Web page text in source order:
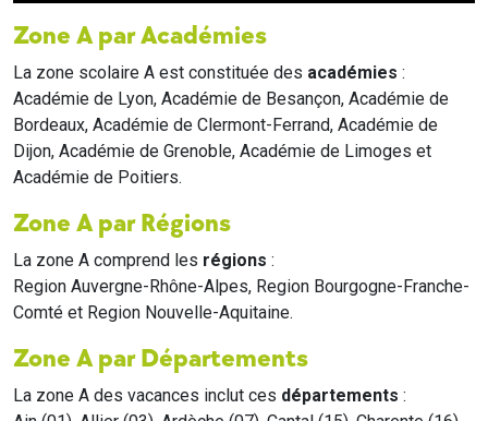
Zone A par Académies
La zone scolaire A est constituée des académies :
Académie de Lyon, Académie de Besançon, Académie de
Bordeaux, Académie de Clermont-Ferrand, Académie de
Dijon, Académie de Grenoble, Académie de Limoges et
Académie de Poitiers.
Zone A par Régions
La zone A comprend les régions :
Region Auvergne-Rhône-Alpes, Region Bourgogne-Franche-
Comté et Region Nouvelle-Aquitaine.
Zone A par Départements
La zone A des vacances inclut ces départements :